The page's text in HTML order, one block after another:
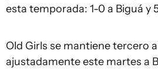
esta temporada: 1-0 a Biguá y
Old Girls se mantiene tercero
ajustadamente este martes a